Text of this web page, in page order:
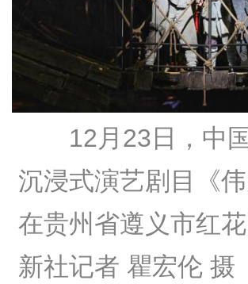
12月23日，中
沉浸式演艺剧目《
在贵州省遵义市红
新社记者 瞿宏伦 摄